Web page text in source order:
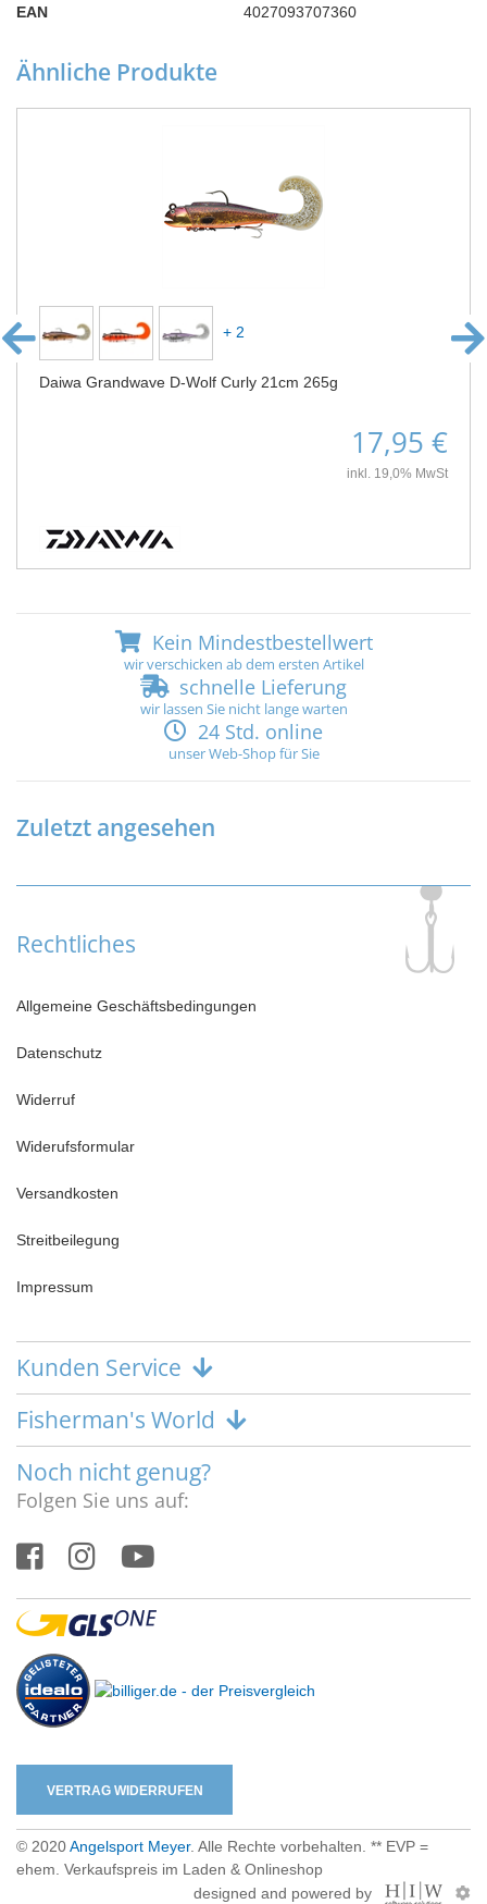
EAN
4027093707360
Ähnliche Produkte
+ 2
Daiwa Grandwave D-Wolf Curly 21cm 265g
17,95 €
inkl. 19,0% MwSt
Kein Mindestbestellwert
wir verschicken ab dem ersten Artikel
schnelle Lieferung
wir lassen Sie nicht lange warten
24 Std. online
unser Web-Shop für Sie
Zuletzt angesehen
Rechtliches
Allgemeine Geschäftsbedingungen
Datenschutz
Widerruf
Widerufsformular
Versandkosten
Streitbeilegung
Impressum
Kunden Service
Fisherman's World
Noch nicht genug?
Folgen Sie uns auf:
VERTRAG WIDERRUFEN
© 2020Angelsport Meyer. Alle Rechte vorbehalten. ** EVP =
ehem. Verkaufspreis im Laden & Onlineshop
designed and powered by